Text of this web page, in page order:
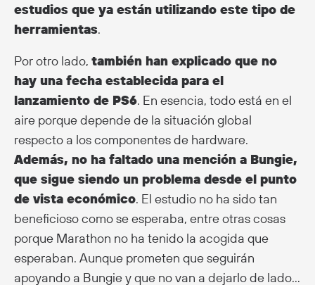
estudios que ya están utilizando este tipo de
herramientas.
Por otro lado, también han explicado que no
hay una fecha establecida para el
lanzamiento de PS6. En esencia, todo está en el
aire porque depende de la situación global
respecto a los componentes de hardware.
Además, no ha faltado una mención a Bungie,
que sigue siendo un problema desde el punto
de vista económico. El estudio no ha sido tan
beneficioso como se esperaba, entre otras cosas
porque Marathon no ha tenido la acogida que
esperaban. Aunque prometen que seguirán
apoyando a Bungie y que no van a dejarlo de lado…